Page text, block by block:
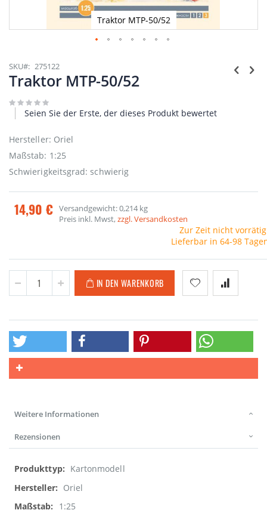
Traktor MTP-50/52
Anfang
der
Bildgalerie
SKU 275122
Traktor MTP-50/52
Seien Sie der Erste, der dieses Produkt bewertet
Hersteller: Oriel
Maßstab: 1:25
Schwierigkeitsgrad: schwierig
14,90 € Versandgewicht: 0,214 kg
Preis inkl. Mwst,zzgl. Versandkosten
Zur Zeit nicht
Lieferbar in 64-98
IN DEN WARENKORB
Weitere Informationen
Rezensionen
Weitere
Informationen
Kartonmodell
Oriel
1:25